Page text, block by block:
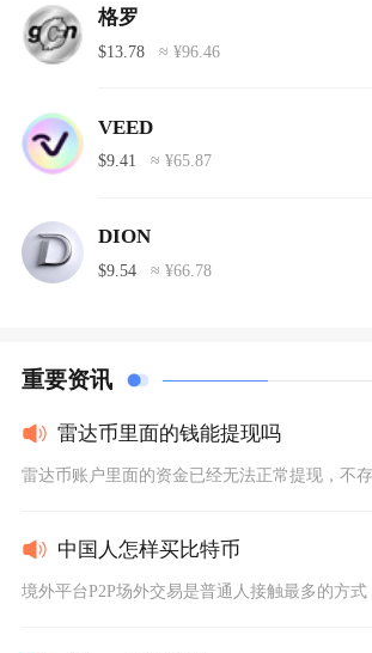
格罗
$13.78 ≈ ¥96.46
VEED
$9.41 ≈ ¥65.87
DION
$9.54 ≈ ¥66.78
重要资讯
雷达币里面的钱能提现吗
中国人怎样买比特币